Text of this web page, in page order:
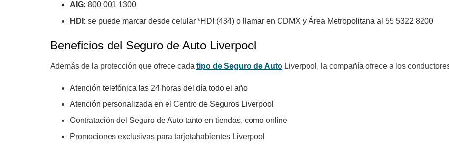
AIG: 800 001 1300
HDI: se puede marcar desde celular *HDI (434) o llamar en CDMX y Área Metropolitana al 55 5322 8200
Beneficios del Seguro de Auto Liverpool
Además de la protección que ofrece cada tipo de Seguro de Auto Liverpool, la compañía ofrece a los
Atención telefónica las 24 horas del día todo el año
Atención personalizada en el Centro de Seguros Liverpool
Contratación del Seguro de Auto tanto en tiendas, como online
Promociones exclusivas para tarjetahabientes Liverpool